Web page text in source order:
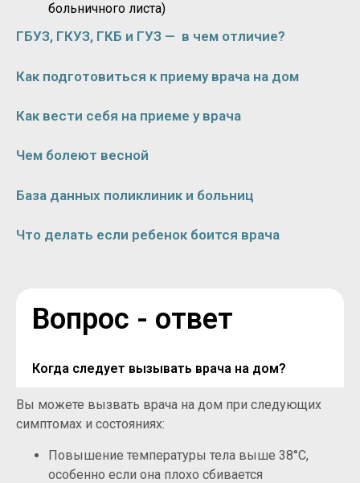
больничного листа)
ГБУЗ, ГКУЗ, ГКБ и ГУЗ — в чем отличие?
Как подготовиться к приему врача на дом
Как вести себя на приеме у врача
Чем болеют весной
База данных поликлиник и больниц
Что делать если ребенок боится врача
Вопрос - ответ
Когда следует вызывать врача на дом?
Вы можете вызвать врача на дом при следующих
симптомах и состояниях:
Повышение температуры тела выше 38°C,
особенно если она плохо сбивается